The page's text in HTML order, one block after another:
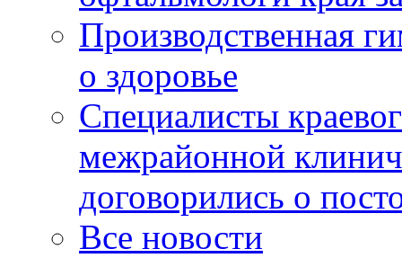
Производственная
о здоровье
Специалисты
межрайонной
договорились о
Все новости